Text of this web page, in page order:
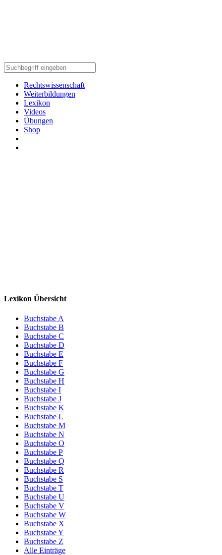
Rechtswissenschaft
Weiterbildungen
Lexikon
Videos
Übungen
Shop
Lexikon Übersicht
Buchstabe A
Buchstabe B
Buchstabe C
Buchstabe D
Buchstabe E
Buchstabe F
Buchstabe G
Buchstabe H
Buchstabe I
Buchstabe J
Buchstabe K
Buchstabe L
Buchstabe M
Buchstabe N
Buchstabe O
Buchstabe P
Buchstabe Q
Buchstabe R
Buchstabe S
Buchstabe T
Buchstabe U
Buchstabe V
Buchstabe W
Buchstabe X
Buchstabe Y
Buchstabe Z
Alle Einträge